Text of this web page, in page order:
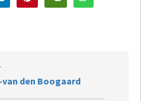
den Boogaard